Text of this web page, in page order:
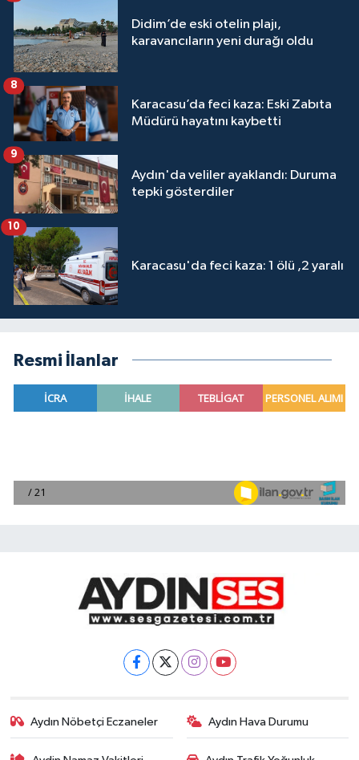
Didim’de eski otelin plajı,
karavancıların yeni durağı oldu
Karacasu’da feci kaza: Eski Zabıta
Müdürü hayatını kaybetti
8
Aydın'da veliler ayaklandı: Duruma
tepki gösterdiler
9
Karacasu'da feci kaza: 1 ölü ,2 yaralı
10
Resmi İlanlar
Aydın Nöbetçi Eczaneler Aydın Hava Durumu